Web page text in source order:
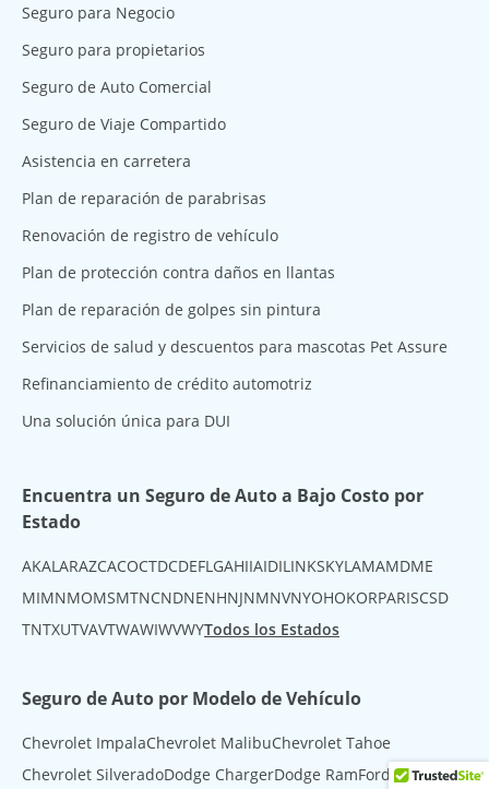
Seguro para Negocio
Seguro para propietarios
Seguro de Auto Comercial
Seguro de Viaje Compartido
Asistencia en carretera
Plan de reparación de parabrisas
Renovación de registro de vehículo
Plan de protección contra daños en llantas
Plan de reparación de golpes sin pintura
Servicios de salud y descuentos para mascotas Pet Assure
Refinanciamiento de crédito automotriz
Una solución única para DUI
Encuentra un Seguro de Auto a Bajo Costo por
Estado
AKALARAZCACOCTDCDEFLGAHIIAIDILINKSKYLAMAMDME
MIMNMOMSMTNCNDNENHNJNMNVNYOHOKORPARISCSD
TNTXUTVAVTWAWIWVWYTodos los Estados
Seguro de Auto por Modelo de Vehículo
Chevrolet ImpalaChevrolet MalibuChevrolet Tahoe
Chevrolet SilveradoDodge ChargerDodge RamFord Fusion